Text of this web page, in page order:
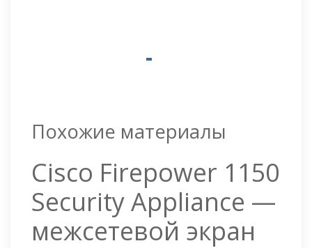
Похожие материалы
Cisco Firepower 1150
Security Appliance —
межсетевой экран